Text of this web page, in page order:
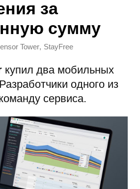
за
сумму
Tower, StayFree
купил два мобильных
одного из
сервиса.